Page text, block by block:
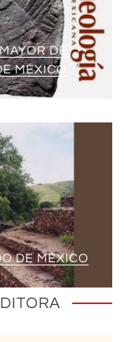
DE
MÉXICO
DE MÉXICO